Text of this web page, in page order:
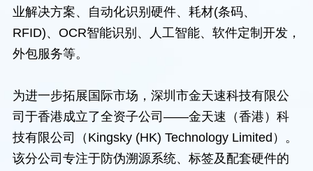
业解决方案、自动化识别硬件、耗材(条码、
RFID)、OCR智能识别、人工智能、软件定制开发，
外包服务等。
为进一步拓展国际市场，深圳市金天速科技有限公
司于香港成立了全资子公司——金天速（香港）科
技有限公司（Kingsky (HK) Technology Limited）。
该分公司专注于防伪溯源系统、标签及配套硬件的